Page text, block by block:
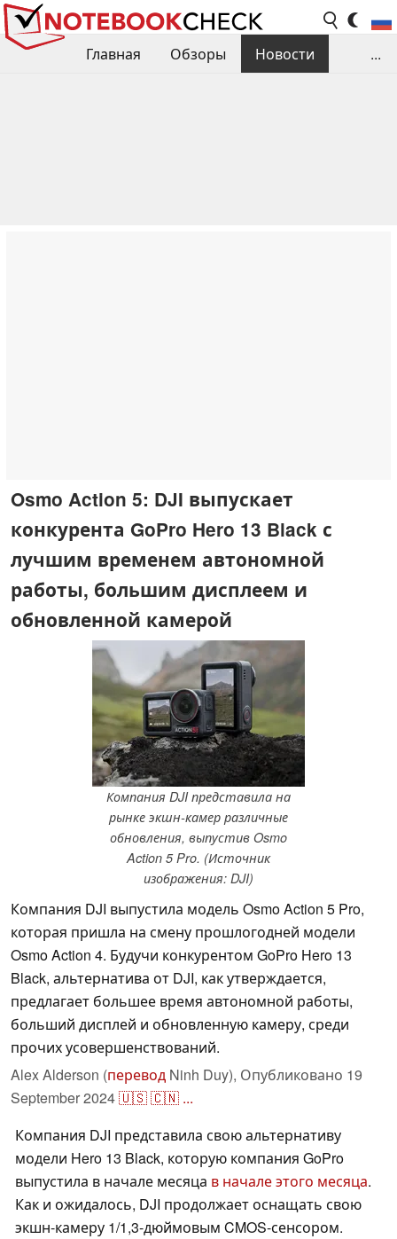
Главная Обзоры
Новости
...
Osmo Action 5: DJI выпускает
конкурента GoPro Hero 13 Black с
лучшим временем автономной
работы, большим дисплеем и
обновленной камерой
Компания DJI представила на
рынке экшн-камер различные
обновления, выпустив Osmo
Action 5 Pro. (Источник
изображения: DJI)
Компания DJI выпустила модель Osmo Action 5 Pro,
которая пришла на смену прошлогодней модели
Osmo Action 4. Будучи конкурентом GoPro Hero 13
Black, альтернатива от DJI, как утверждается,
предлагает большее время автономной работы,
больший дисплей и обновленную камеру, среди
прочих усовершенствований.
Alex Alderson (перевод Ninh Duy), Опубликовано 19
September 2024🇺🇸🇨🇳 ...
Компания DJI представила свою альтернативу
модели Hero 13 Black, которую компания GoPro
выпустила в начале месяца в начале этого месяца.
Как и ожидалось, DJI продолжает оснащать свою
экшн-камеру 1/1,3-дюймовым CMOS-сенсором.